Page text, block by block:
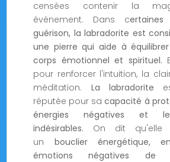
censées contenir la
événement. Dans c
guérison, la labradorite est
une pierre qui aide à
corps émotionnel et spirituel.
pour renforcer l'intuition, la
méditation. La labradorite
réputée pour sacapacité à
énergies négatives et
indésirables. On dit qu'elle
un bouclier énergétique,
émotions négatives de